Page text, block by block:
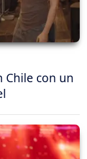
Chile con un